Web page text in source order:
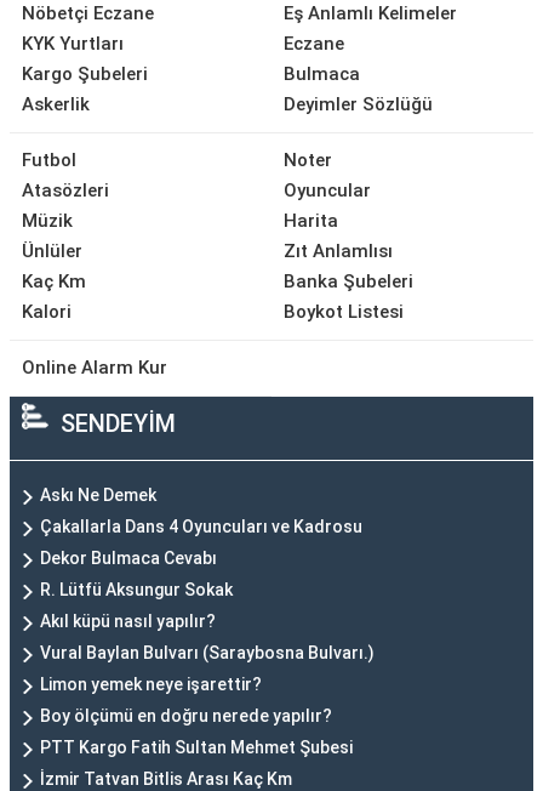
Nöbetçi Eczane
KYK Yurtları
Kargo Şubeleri
Askerlik
Eş Anlamlı Kelimeler
Eczane
Bulmaca
Deyimler Sözlüğü
Futbol
Atasözleri
Müzik
Ünlüler
Kaç Km
Kalori
Noter
Oyuncular
Harita
Zıt Anlamlısı
Banka Şubeleri
Boykot Listesi
Online Alarm Kur
SENDEYİM
Askı Ne Demek
Çakallarla Dans 4 Oyuncuları ve Kadrosu
Dekor Bulmaca Cevabı
R. Lütfü Aksungur Sokak
Akıl küpü nasıl yapılır?
Vural Baylan Bulvarı (Saraybosna Bulvarı.)
Limon yemek neye işarettir?
Boy ölçümü en doğru nerede yapılır?
PTT Kargo Fatih Sultan Mehmet Şubesi
İzmir Tatvan Bitlis Arası Kaç Km